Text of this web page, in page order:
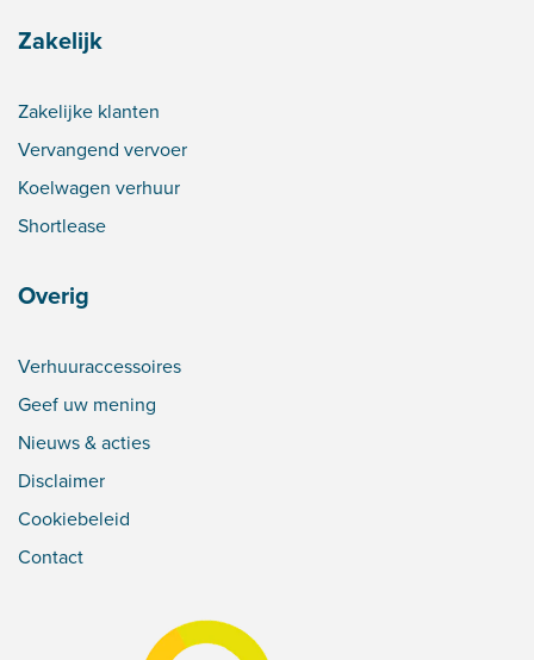
Zakelijk
Zakelijke klanten
Vervangend vervoer
Koelwagen verhuur
Shortlease
Overig
Verhuuraccessoires
Geef uw mening
Nieuws & acties
Disclaimer
Cookiebeleid
Contact